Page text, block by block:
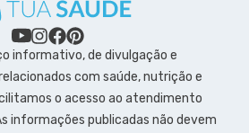
informativo, de divulgação e
com saúde, nutrição e
o acesso ao atendimento
informações publicadas não devem